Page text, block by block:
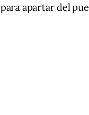
para apartar del